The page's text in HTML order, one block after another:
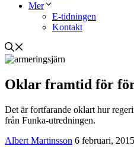
Mer
E-tidningen
Kontakt
Oklar framtid för
Det är fortfarande oklart hur
från Funka-utredningen.
Albert Martinsson 6 februari, 2015